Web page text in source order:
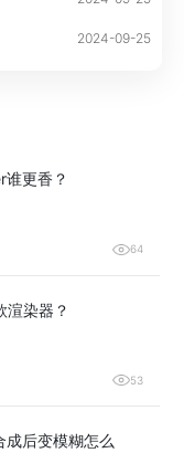
2024-09-25
更香？
64
渲染器？
53
后变模糊怎么